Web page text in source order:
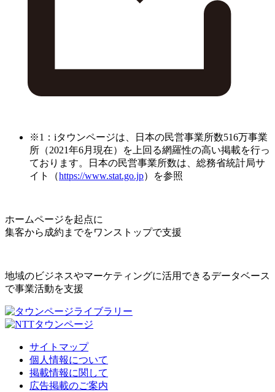
※1：iタウンページは、日本の民営事業所数516万事業
所（2021年6月現在）を上回る網羅性の高い掲載を行っ
ております。日本の民営事業所数は、総務省統計局サ
イト（https://www.stat.go.jp）を参照
ホームページを起点に
集客から成約までをワンストップで支援
地域のビジネスやマーケティングに活用できるデータベース
で事業活動を支援
サイトマップ
個人情報について
掲載情報に関して
広告掲載のご案内